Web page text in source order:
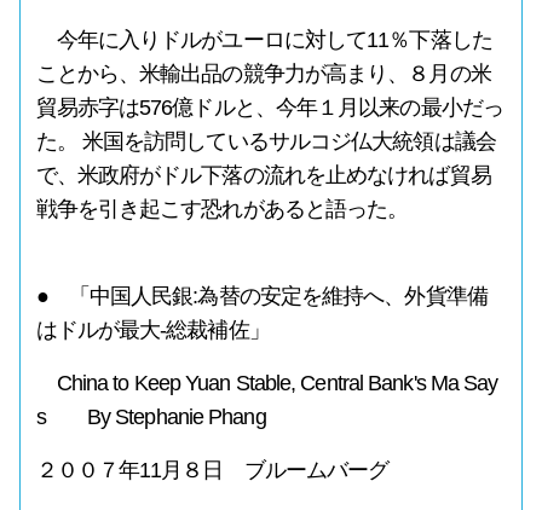
今年に入りドルがユーロに対して11％下落した
ことから、米輸出品の競争力が高まり、８月の米
貿易赤字は576億ドルと、今年１月以来の最小だっ
た。 米国を訪問しているサルコジ仏大統領は議会
で、米政府がドル下落の流れを止めなければ貿易
戦争を引き起こす恐れがあると語った。
● 「中国人民銀:為替の安定を維持へ、外貨準備
はドルが最大-総裁補佐」
China to Keep Yuan Stable, Central Bank's Ma Say
s By Stephanie Phang
２００７年11月８日 ブルームバーグ